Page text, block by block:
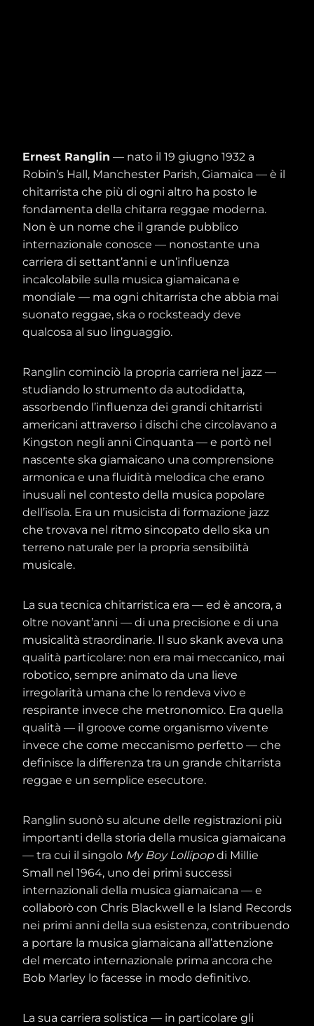
Ernest Ranglin — nato il 19 giugno 1932 a
Robin’s Hall, Manchester Parish, Giamaica — è il
chitarrista che più di ogni altro ha posto le
fondamenta della chitarra reggae moderna.
Non è un nome che il grande pubblico
internazionale conosce — nonostante una
carriera di settant’anni e un’influenza
incalcolabile sulla musica giamaicana e
mondiale — ma ogni chitarrista che abbia mai
suonato reggae, ska o rocksteady deve
qualcosa al suo linguaggio.
Ranglin cominciò la propria carriera nel jazz —
studiando lo strumento da autodidatta,
assorbendo l’influenza dei grandi chitarristi
americani attraverso i dischi che circolavano a
Kingston negli anni Cinquanta — e portò nel
nascente ska giamaicano una comprensione
armonica e una fluidità melodica che erano
inusuali nel contesto della musica popolare
dell’isola. Era un musicista di formazione jazz
che trovava nel ritmo sincopato dello ska un
terreno naturale per la propria sensibilità
musicale.
La sua tecnica chitarristica era — ed è ancora, a
oltre novant’anni — di una precisione e di una
musicalità straordinarie. Il suo skank aveva una
qualità particolare: non era mai meccanico, mai
robotico, sempre animato da una lieve
irregolarità umana che lo rendeva vivo e
respirante invece che metronomico. Era quella
qualità — il groove come organismo vivente
invece che come meccanismo perfetto — che
definisce la differenza tra un grande chitarrista
reggae e un semplice esecutore.
Ranglin suonò su alcune delle registrazioni più
importanti della storia della musica giamaicana
— tra cui il singolo My Boy Lollipopdi Millie
Small nel 1964, uno dei primi successi
internazionali della musica giamaicana — e
collaborò con Chris Blackwell e la Island Records
nei primi anni della sua esistenza, contribuendo
a portare la musica giamaicana all’attenzione
del mercato internazionale prima ancora che
Bob Marley lo facesse in modo definitivo.
La sua carriera solistica — in particolare gli